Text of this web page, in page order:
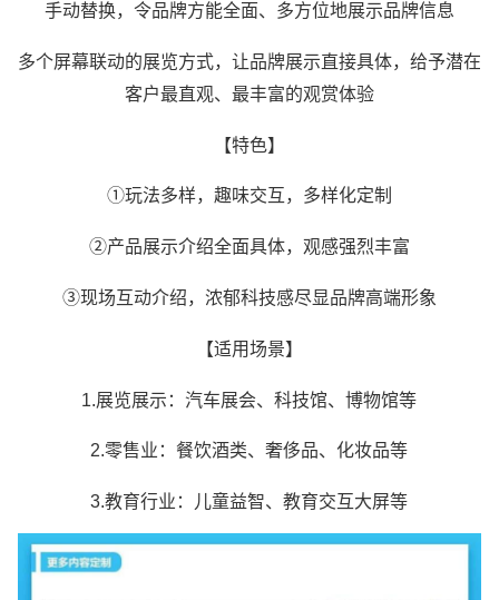
手动替换，令品牌方能全面、多方位地展示品牌信息
多个屏幕联动的展览方式，让品牌展示直接具体，给予潜在
客户最直观、最丰富的观赏体验
【特色】
①玩法多样，趣味交互，多样化定制
②产品展示介绍全面具体，观感强烈丰富
③现场互动介绍，浓郁科技感尽显品牌高端形象
【适用场景】
1.展览展示：汽车展会、科技馆、博物馆等
2.零售业：餐饮酒类、奢侈品、化妆品等
3.教育行业：儿童益智、教育交互大屏等